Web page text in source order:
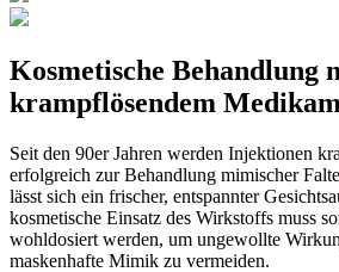
Kosmetische Behandlung
krampflösendem
Seit den 90er Jahren werden Injektionen
erfolgreich zur Behandlung mimischer
lässt sich ein frischer, entspannter
kosmetische Einsatz des Wirkstoffs muss
wohldosiert werden, um ungewollte
maskenhafte Mimik zu vermeiden.